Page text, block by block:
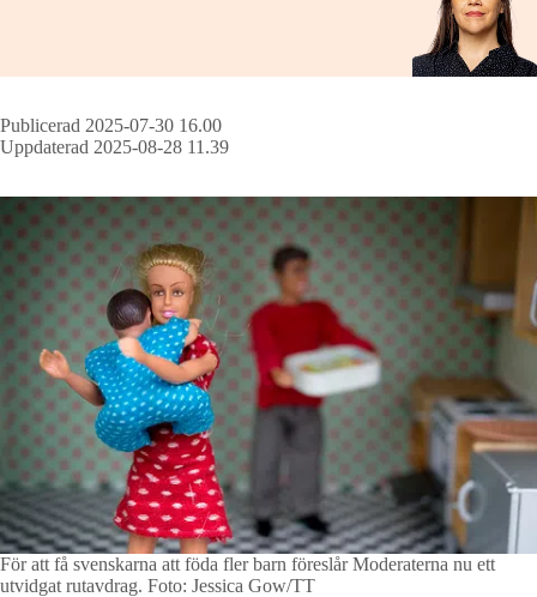
Publicerad 2025-07-30 16.00
Uppdaterad 2025-08-28 11.39
För att få svenskarna att föda fler barn föreslår Moderaterna nu ett
utvidgat rutavdrag. Foto: Jessica Gow/TT